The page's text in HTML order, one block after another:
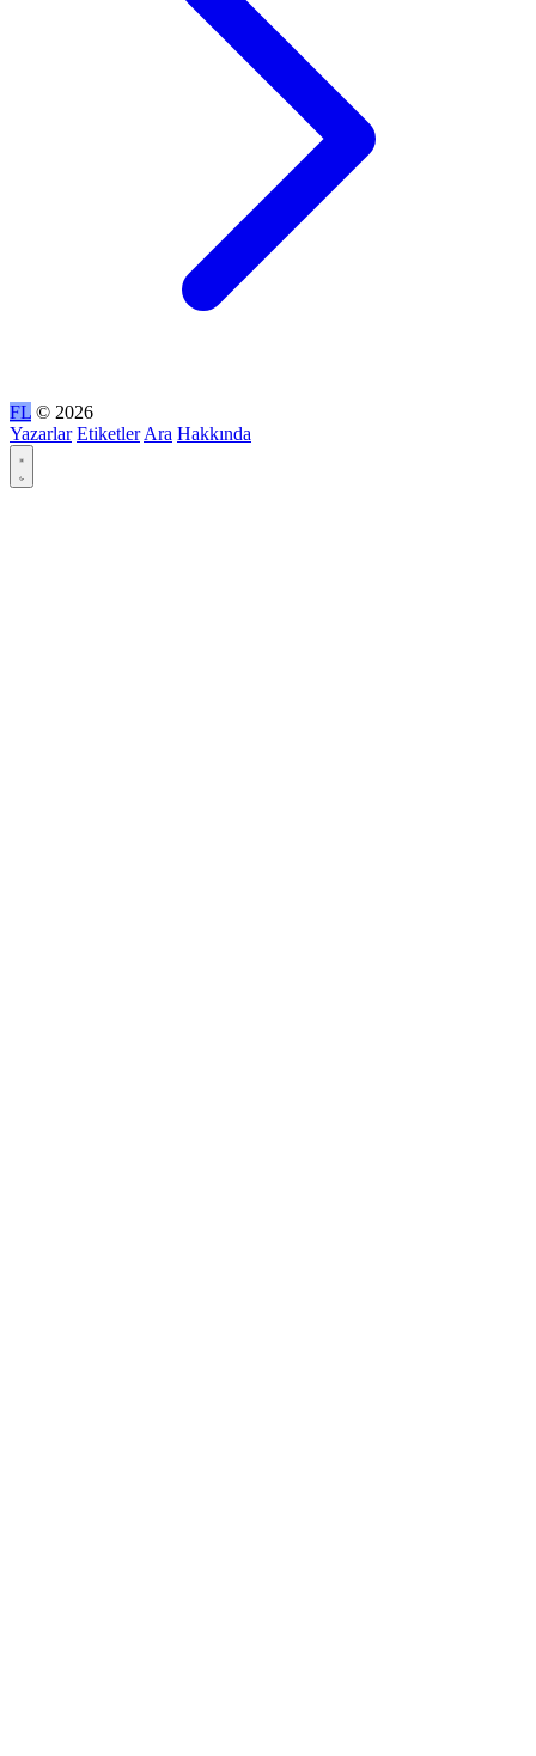
FL © 2026
Yazarlar Etiketler Ara Hakkında